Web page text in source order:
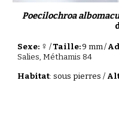
Poecilochroa
Sexe: ♀ /Taille:9 mm/
Salies, Méthamis 84
Habitat: sous pierres /